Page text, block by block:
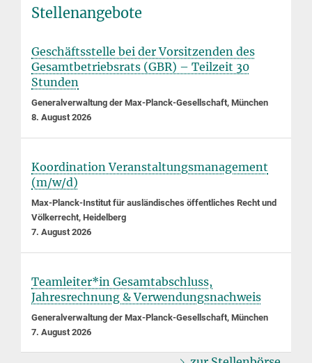
Stellenangebote
Geschäftsstelle bei der Vorsitzenden des
Gesamtbetriebsrats (GBR) – Teilzeit 30
Stunden
Generalverwaltung der Max-Planck-Gesellschaft, München
8. August 2026
Koordination Veranstaltungsmanagement
(m/w/d)
Max-Planck-Institut für ausländisches öffentliches Recht und
Völkerrecht, Heidelberg
7. August 2026
Teamleiter*in Gesamtabschluss,
Jahresrechnung & Verwendungsnachweis
Generalverwaltung der Max-Planck-Gesellschaft, München
7. August 2026